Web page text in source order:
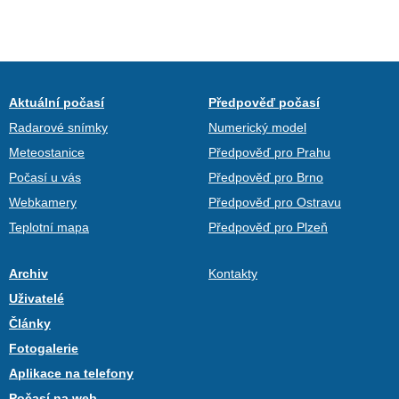
Aktuální počasí
Radarové snímky
Meteostanice
Počasí u vás
Webkamery
Teplotní mapa
Předpověď počasí
Numerický model
Předpověď pro Prahu
Předpověď pro Brno
Předpověď pro Ostravu
Předpověď pro Plzeň
Archiv
Uživatelé
Články
Fotogalerie
Aplikace na telefony
Kontakty